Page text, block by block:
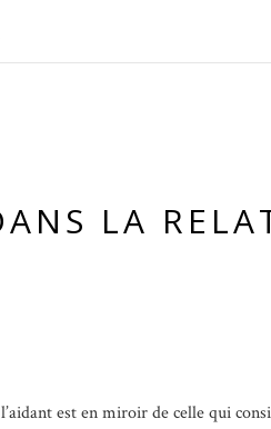
LA
est en miroir de celle qui